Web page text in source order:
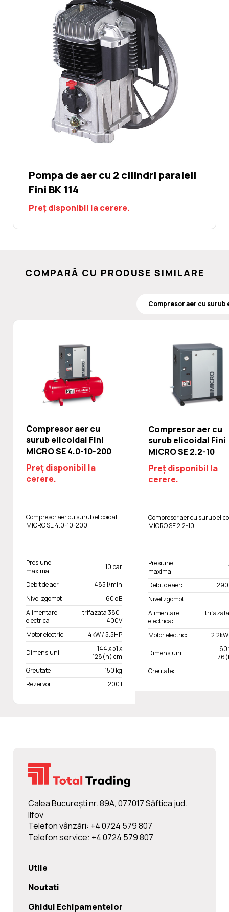
Pompa de aer cu 2 cilindri paraleli
Fini BK 114
Preț disponibil la cerere.
COMPARĂ CU PRODUSE SIMILARE
Compresor aer cu
surub elicoidal Fini
MICRO SE 4.0-10-200
Preț disponibil la
cerere.
Compresor aer cu surub elicoidal
MICRO SE 4.0-10-200
Presiune
maxima:
10 bar
Debit de aer:
485 l/min
Nivel zgomot:
60 dB
Alimentare
electrica:
trifazata 380-
400V
Motor electric:
4kW / 5.5HP
Dimensiuni:
144 x 51 x
128(h) cm
Greutate:
150 kg
Rezervor:
200 l
Compresor aer cu
surub elicoidal Fini
MICRO SE 2.2-10
Preț disponibil la
cerere.
Compresor aer cu surub
MICRO SE 2.2-10
Presiune
maxima:
Debit de aer:
Nivel zgomot:
Alimentare
electrica:
Motor electric:
Dimensiuni:
60
Greutate:
Calea Bucureşti nr. 89A, 077017 Săftica jud.
Ilfov
Telefon vânzări: +4 0724 579 807
Telefon service: +4 0724 579 807
Utile
Noutati
Ghidul Echipamentelor